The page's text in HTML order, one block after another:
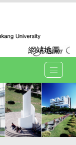
網站地圖